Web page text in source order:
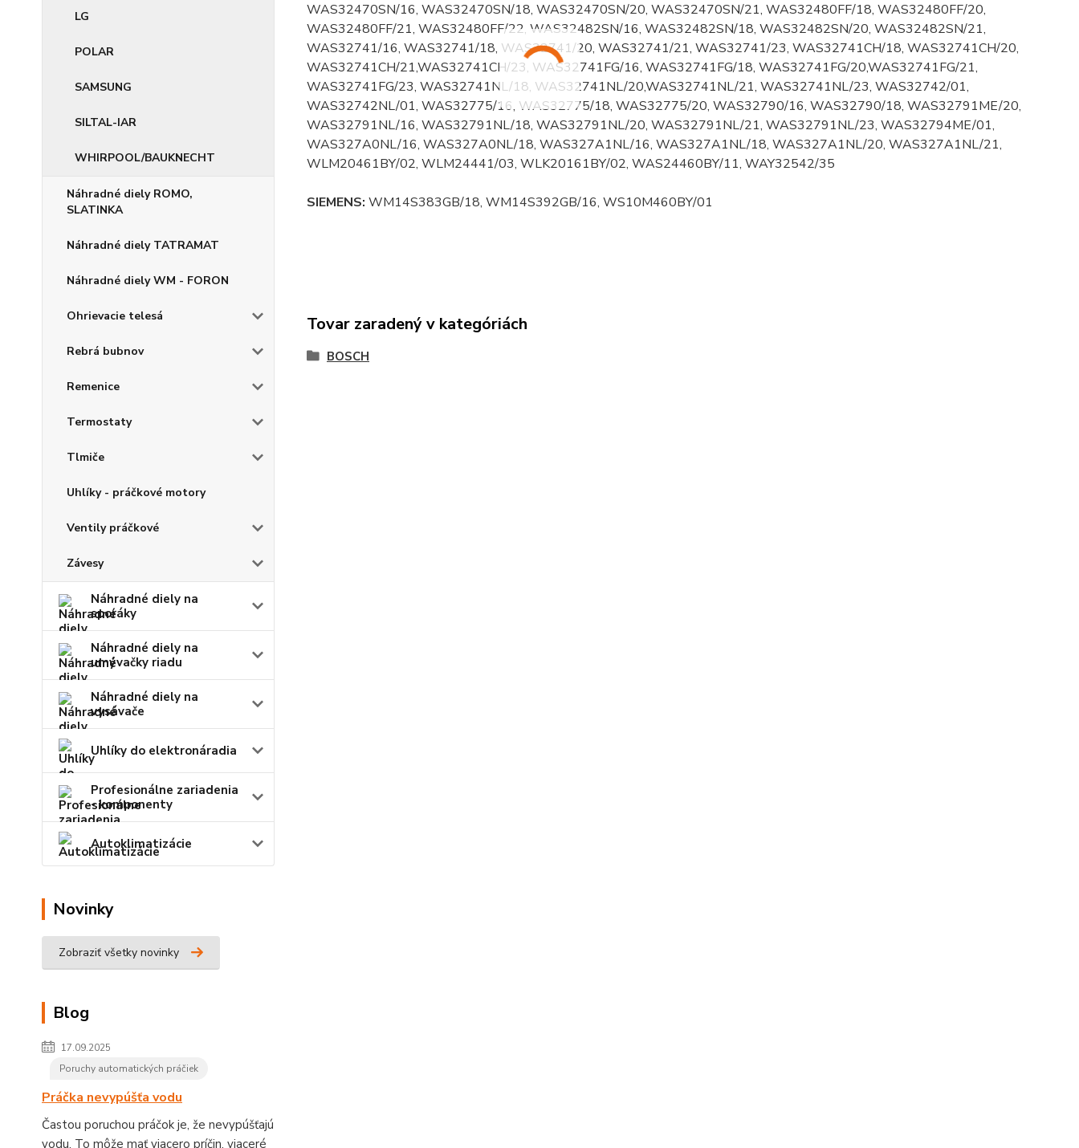
LG
POLAR
SAMSUNG
SILTAL-IAR
WHIRPOOL/BAUKNECHT
Náhradné diely ROMO,
SLATINKA
Náhradné diely TATRAMAT
Náhradné diely WM - FORON
Ohrievacie telesá
Rebrá bubnov
Remenice
Termostaty
Tlmiče
Uhlíky - práčkové motory
Ventily práčkové
Závesy
Náhradné diely na
sporáky
Náhradné diely na
umývačky riadu
Náhradné diely na
vysávače
Uhlíky do elektronáradia
Profesionálne zariadenia
- komponenty
Autoklimatizácie
Novinky
Zobraziť všetky novinky
Blog
17.09.2025
Poruchy automatických práčiek
Práčka nevypúšťa vodu
Častou poruchou práčok je, že nevypúšťajú
vodu. To môže mať viacero príčin, viaceré
WAS32470SN/16, WAS32470SN/18, WAS32470SN/20, WAS32470SN/21, WAS32480FF/18, WAS32480FF/20,
WAS32480FF/21, WAS32480FF/22, WAS32482SN/16, WAS32482SN/18, WAS32482SN/20, WAS32482SN/21,
WAS32741/16, WAS32741/18, WAS32741/20, WAS32741/21, WAS32741/23, WAS32741CH/18, WAS32741CH/20,
WAS32741CH/21,WAS32741CH/23, WAS32741FG/16, WAS32741FG/18, WAS32741FG/20,WAS32741FG/21,
WAS32741FG/23, WAS32741NL/18, WAS32741NL/20,WAS32741NL/21, WAS32741NL/23, WAS32742/01,
WAS32742NL/01, WAS32775/16, WAS32775/18, WAS32775/20, WAS32790/16, WAS32790/18, WAS32791ME/20,
WAS32791NL/16, WAS32791NL/18, WAS32791NL/20, WAS32791NL/21, WAS32791NL/23, WAS32794ME/01,
WAS327A0NL/16, WAS327A0NL/18, WAS327A1NL/16, WAS327A1NL/18, WAS327A1NL/20, WAS327A1NL/21,
WLM20461BY/02, WLM24441/03, WLK20161BY/02, WAS24460BY/11, WAY32542/35
SIEMENS: WM14S383GB/18, WM14S392GB/16, WS10M460BY/01
Tovar zaradený v kategóriách
BOSCH